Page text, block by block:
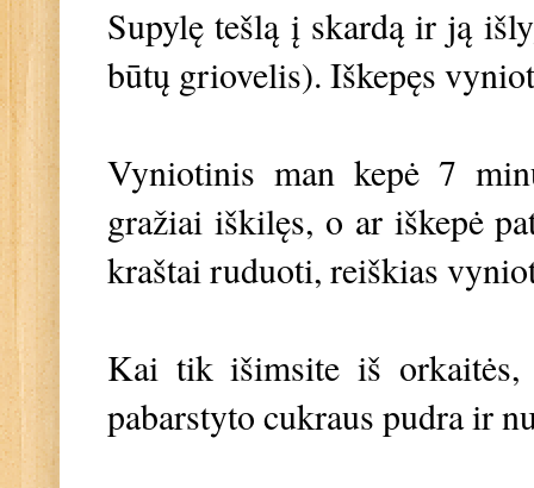
Supylę tešlą į skardą ir ją
būtų griovelis). Iškepęs
Vyniotinis man kepė 7
gražiai iškilęs, o ar iškepė
kraštai ruduoti, reiškias
Kai tik išimsite iš
pabarstyto cukraus pudra ir